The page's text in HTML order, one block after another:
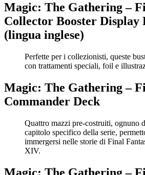
Magic: The Gathering –
Collector Booster Display
(lingua inglese)
Perfette per i collezionisti, queste
con trattamenti speciali, foil e
Magic: The Gathering –
Commander Deck
Quattro mazzi pre-costruiti, ognuno
capitolo specifico della serie,
immergersi nelle storie di Final
XIV.‌